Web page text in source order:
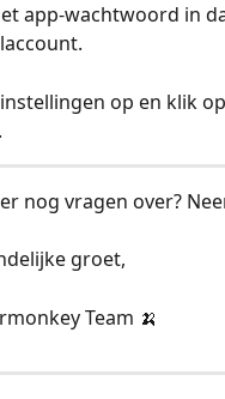
app-wachtwoord in
instellingen op en klik
nog vragen over?
groet,
Team 🍌